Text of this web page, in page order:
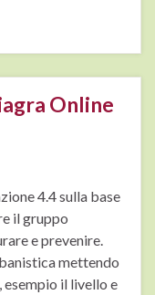
Online
4.4 sulla base
il gruppo
e prevenire.
mettendo
esempio il livello e